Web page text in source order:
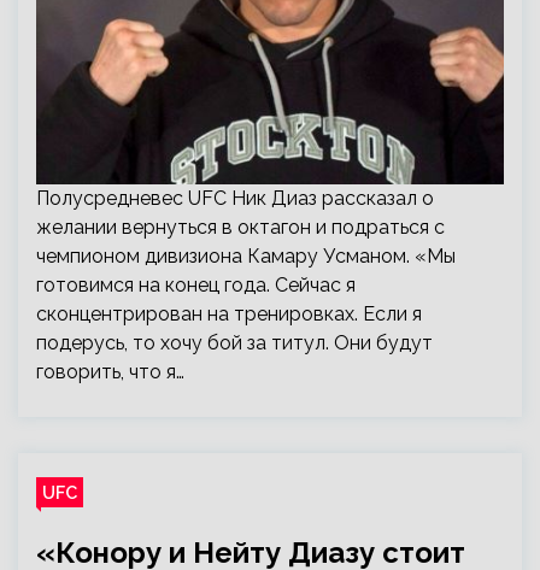
Полусредневес UFC Ник Диаз рассказал о
желании вернуться в октагон и подраться с
чемпионом дивизиона Камару Усманом. «Мы
готовимся на конец года. Сейчас я
сконцентрирован на тренировках. Если я
подерусь, то хочу бой за титул. Они будут
говорить, что я…
UFC
«Конору и Нейту Диазу стоит